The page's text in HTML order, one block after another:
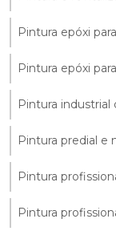
Pintura epóxi
Pintura epóxi
Pintura industrial
Pintura predial e
Pintura
Pintura